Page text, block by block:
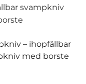
– ihopfällbar
med borste